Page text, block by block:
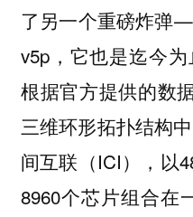
了另一个重磅炸弹
v5p，它也是迄今为
根据官方提供的数
三维环形拓扑结构
间互联（ICI），以
8960个芯片组合在